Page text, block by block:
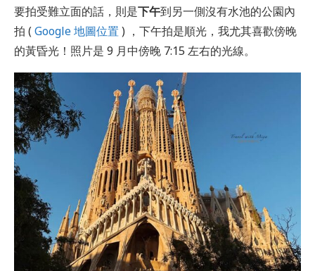
要拍受難立面的話，則是下午到另一側沒有水池的公園內
拍 (Google 地圖位置 ) ，下午拍是順光，我尤其喜歡傍晚
的黃昏光！照片是 9 月中傍晚 7:15 左右的光線。